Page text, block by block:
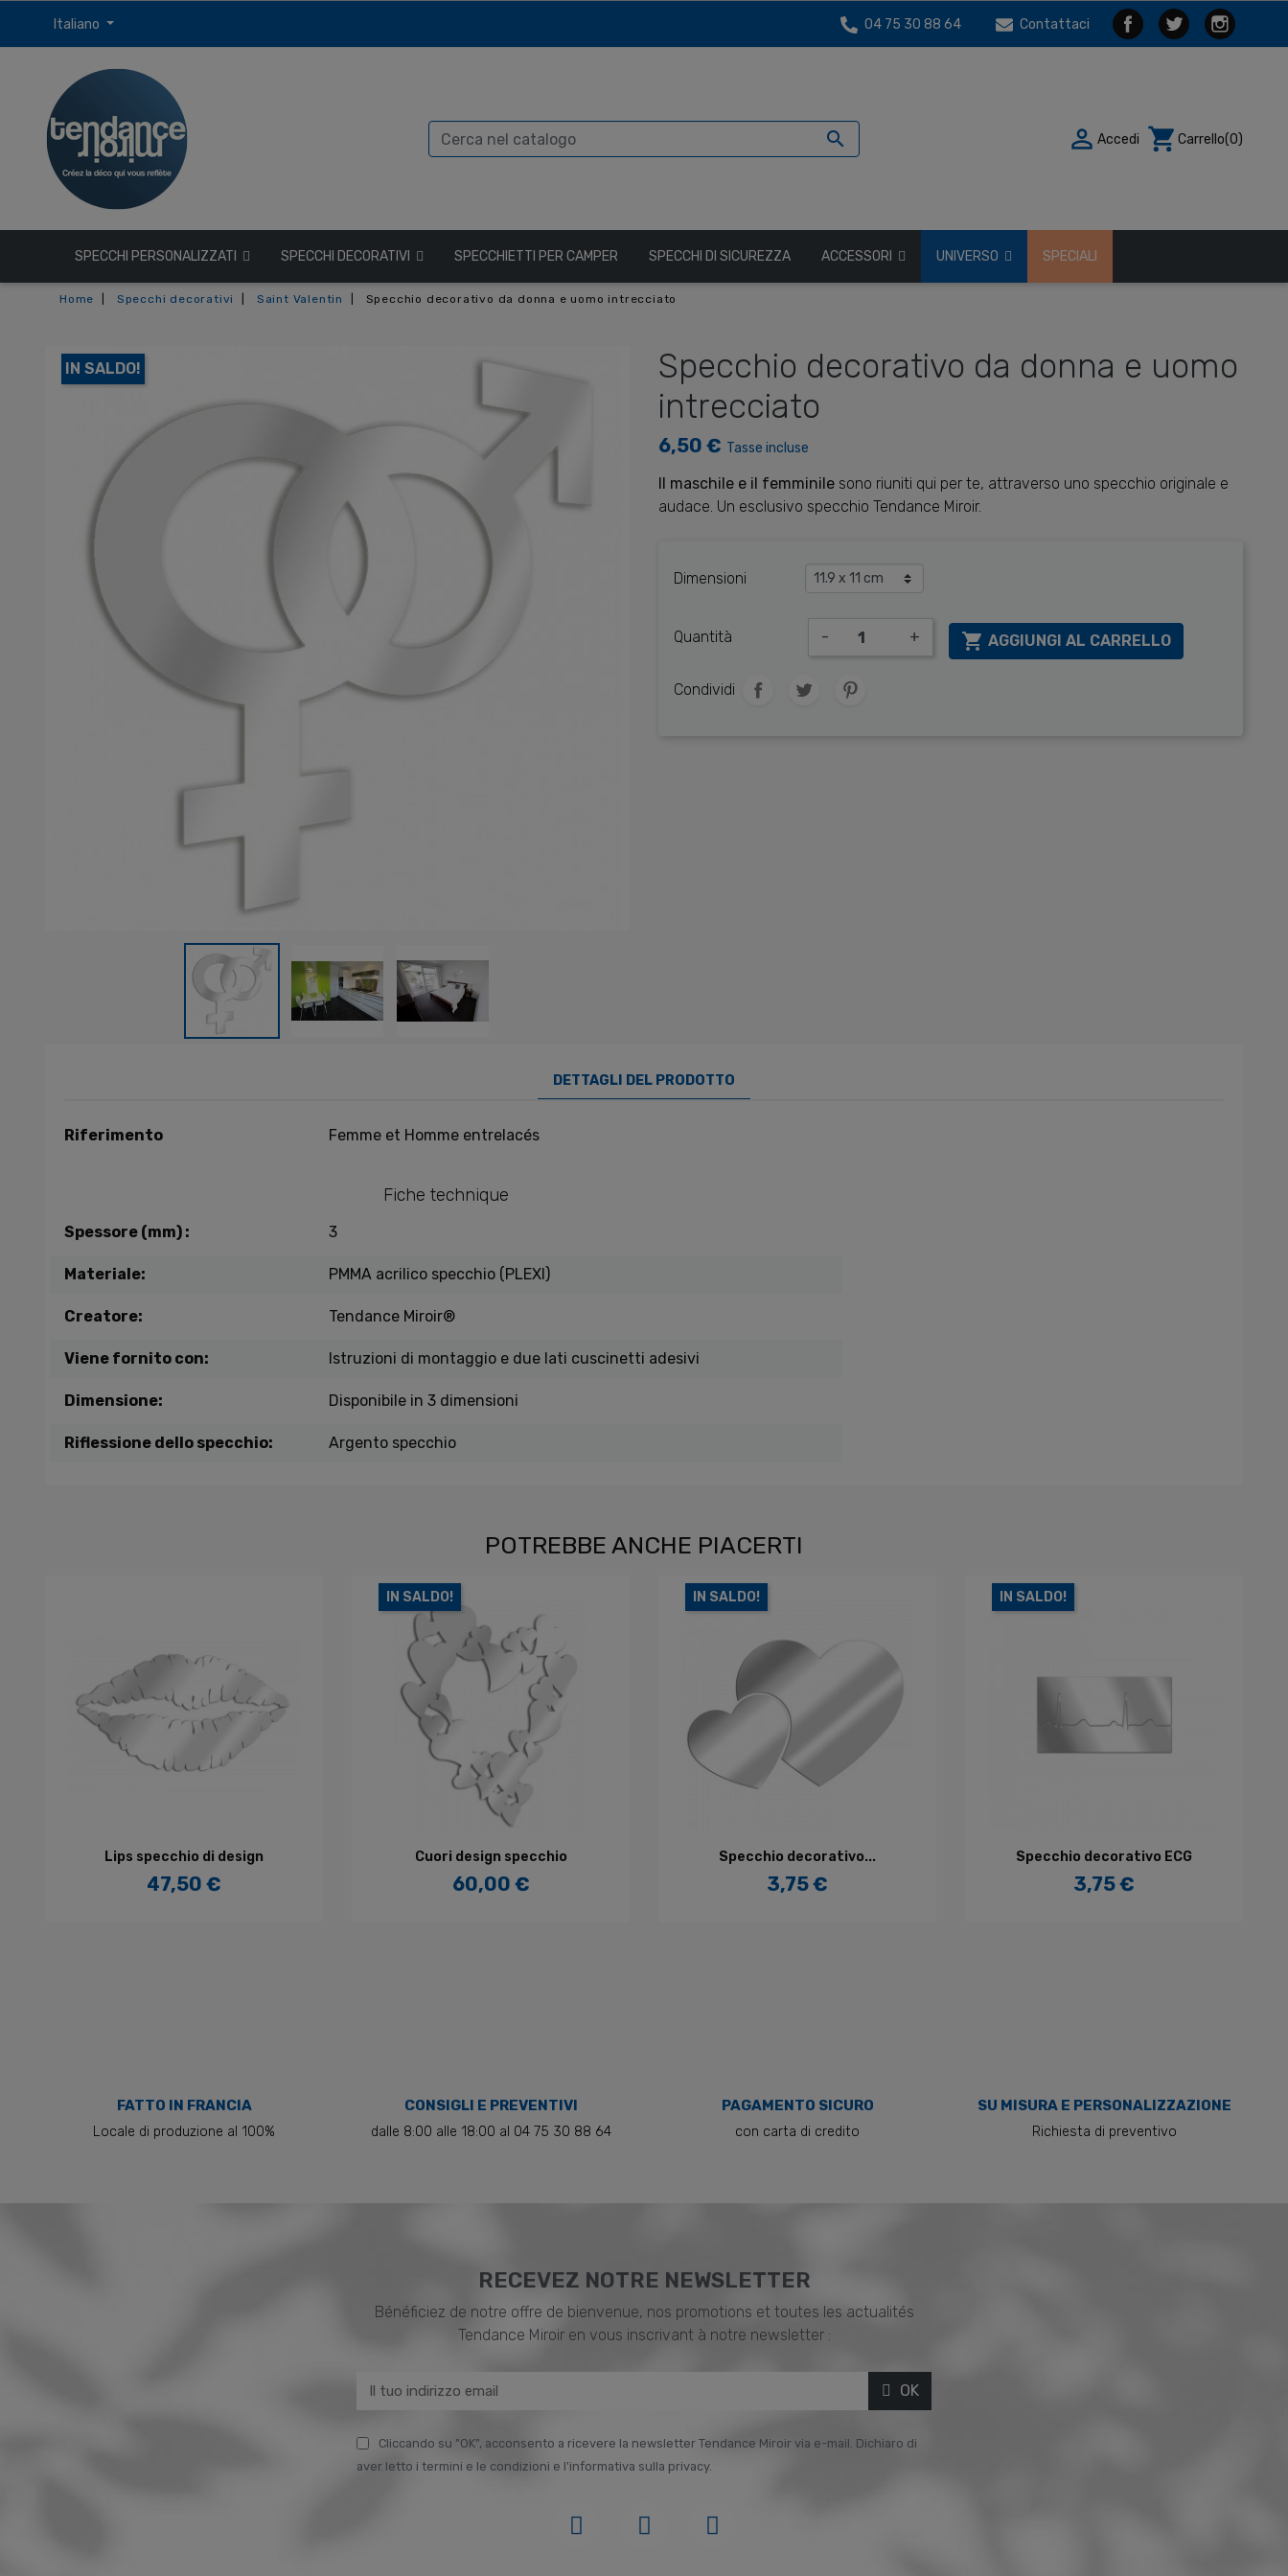
Italiano 04 75 30 88 64 Contattaci
  Accedi shopping_cart Carrello(0)
SPECCHI PERSONALIZZATI SPECCHI DECORATIVI SPECCHIETTI PER CAMPER SPECCHI DI SICUREZZA ACCESSORI UNIVERSO SPECIALI
Home Specchi decorativi Saint Valentin Specchio decorativo da donna e uomo intrecciato
IN SALDO!
Specchio decorativo da donna e uomo
intrecciato
6,50 € Tasse incluse
Il maschile e il femminile sono riuniti qui per te, attraverso uno specchio originale e
audace. Un esclusivo specchio Tendance Miroir.
Dimensioni
Quantità - +  AGGIUNGI AL CARRELLO
Condividi
DETTAGLI DEL PRODOTTO
Riferimento Femme et Homme entrelacés
Fiche technique
Spessore (mm) : 3
Materiale: PMMA acrilico specchio (PLEXI)
Creatore: Tendance Miroir®
Viene fornito con: Istruzioni di montaggio e due lati cuscinetti adesivi
Dimensione: Disponibile in 3 dimensioni
Riflessione dello specchio: Argento specchio
POTREBBE ANCHE PIACERTI
AGGIUNGI AL CARRELLO
Lips specchio di design
Prezzo
47,50 €
AGGIUNGI AL CARRELLO
Cuori design specchio
Prezzo
60,00 €
IN SALDO!
AGGIUNGI AL CARRELLO
Specchio decorativo...
Prezzo
3,75 €
IN SALDO!
AGGIUNGI AL CARRELLO
Specchio decorativo ECG
Prezzo
3,75 €
IN SALDO!
FATTO IN FRANCIA
Locale di produzione al 100%
CONSIGLI E PREVENTIVI
dalle 8:00 alle 18:00 al 04 75 30 88 64
PAGAMENTO SICURO
con carta di credito
SU MISURA E PERSONALIZZAZIONE
Richiesta di preventivo
RECEVEZ NOTRE NEWSLETTER
Bénéficiez de notre offre de bienvenue, nos promotions et toutes les actualités
Tendance Miroir en vous inscrivant à notre newsletter :
OK
Cliccando su "OK", acconsento a ricevere la newsletter Tendance Miroir via e-mail. Dichiaro di
aver letto i termini e le condizioni e l'informativa sulla privacy.